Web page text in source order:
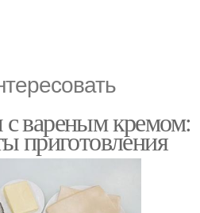
вареным кремом:
приготовления